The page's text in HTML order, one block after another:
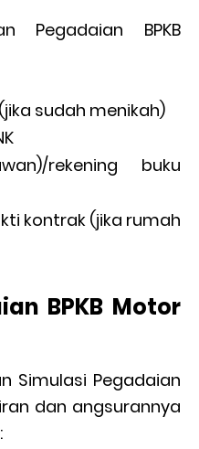
Pegadaian BPKB
sudah menikah)
rekening buku
kontrak (jika rumah
BPKB Motor
Simulasi Pegadaian
dan angsurannya